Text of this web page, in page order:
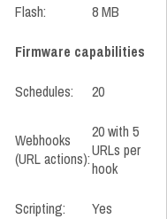
Flash: 8 MB
Firmware capabilities
Schedules: 20
Webhooks
(URL actions):
20 with 5
URLs per
hook
Scripting: Yes